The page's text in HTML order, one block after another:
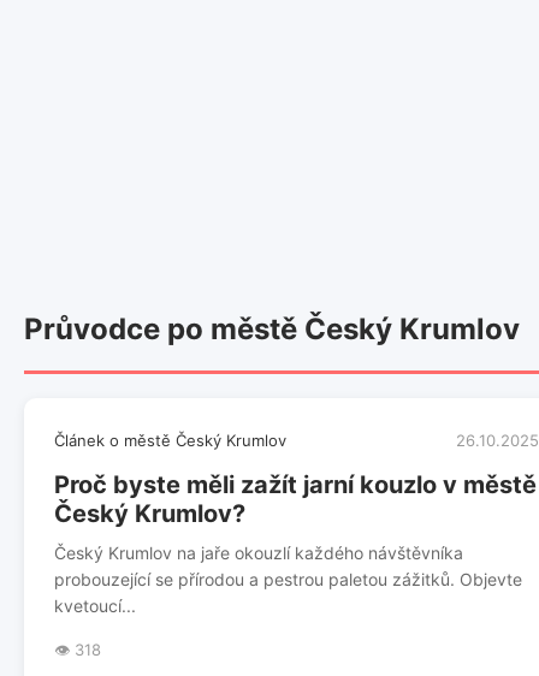
Průvodce po městě Český Krumlov
Článek o městě Český Krumlov 26.10.2025
Proč byste měli zažít jarní kouzlo v městě
Český Krumlov?
Český Krumlov na jaře okouzlí každého návštěvníka
probouzející se přírodou a pestrou paletou zážitků. Objevte
kvetoucí...
👁️ 318